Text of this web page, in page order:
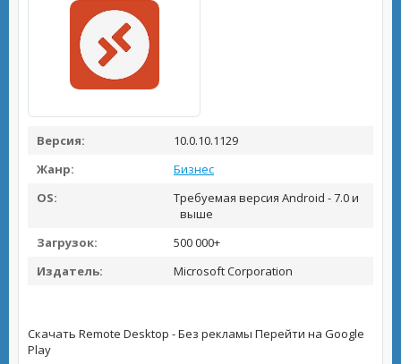
Версия:
10.0.10.1129
Жанр:
Бизнес
OS:
Требуемая версия Android - 7.0 и
выше
Загрузок:
500 000+
Издатель:
Microsoft Corporation
Скачать Remote Desktop - Без рекламы Перейти на Google
Play